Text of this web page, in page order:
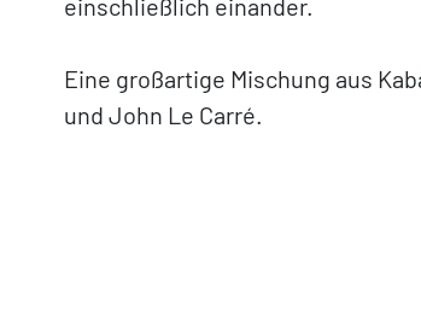
einschließlich einander.
Eine großartige Mischung aus
und John Le Carré.